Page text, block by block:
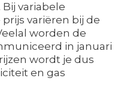
variabele
variëren bij de
worden de
in januari
wordt je dus
en gas